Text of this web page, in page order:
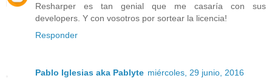
Resharper es tan genial que me casaría con sus
developers. Y con vosotros por sortear la licencia!
Responder
Pablo Iglesias aka Pablyte miércoles, 29 junio, 2016